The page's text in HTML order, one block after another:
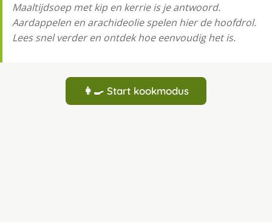
Maaltijdsoep met kip en kerrie is je antwoord.
Aardappelen en arachideolie spelen hier de hoofdrol.
Lees snel verder en ontdek hoe eenvoudig het is.
👩‍🍳 Start kookmodus